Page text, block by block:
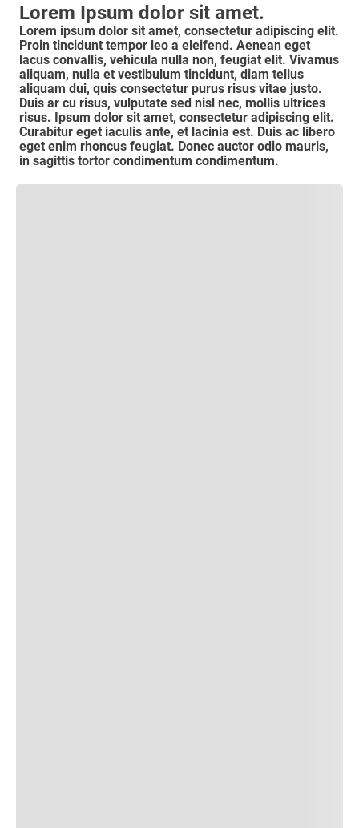
Lorem Ipsum dolor sit amet.
Lorem ipsum dolor sit amet, consectetur adipiscing elit.
Proin tincidunt tempor leo a eleifend. Aenean eget
lacus convallis, vehicula nulla non, feugiat elit. Vivamus
aliquam, nulla et vestibulum tincidunt, diam tellus
aliquam dui, quis consectetur purus risus vitae justo.
Duis ar cu risus, vulputate sed nisl nec, mollis ultrices
risus. Ipsum dolor sit amet, consectetur adipiscing elit.
Curabitur eget iaculis ante, et lacinia est. Duis ac libero
eget enim rhoncus feugiat. Donec auctor odio mauris,
in sagittis tortor condimentum condimentum.